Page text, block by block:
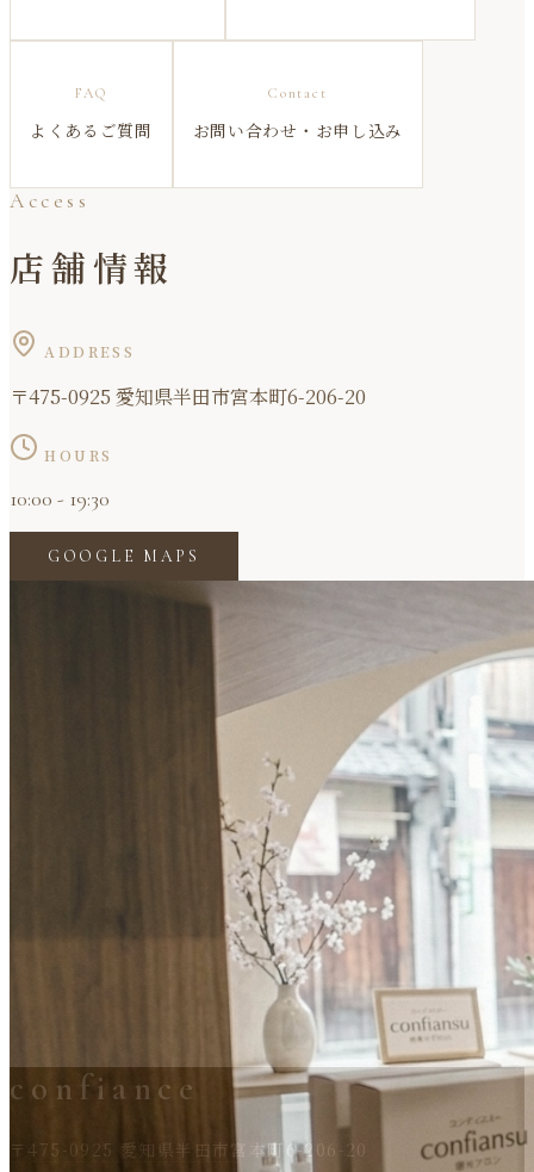
FAQ
よくあるご質問
Contact
お問い合わせ・お申し込み
Access
店舗情報
ADDRESS
〒475-0925 愛知県半田市宮本町6-206-20
HOURS
10:00 - 19:30
GOOGLE MAPS
confiance
〒475-0925 愛知県半田市宮本町6-206-20